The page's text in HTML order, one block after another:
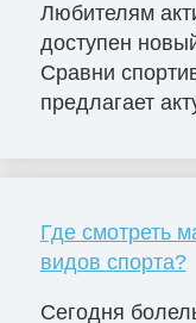
Любителям
доступен
Сравни
предлагает
Где смотреть
видов спорта?
Сегодня